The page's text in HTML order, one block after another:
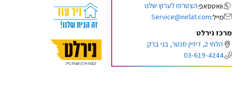
וואטסאפ:הצטרפו לערוץ שלנו
מייל:Service@nirlat.com
מרכז נירלט
הלחי 2, דיזיין סנטר, בני ברק
03-619-4244